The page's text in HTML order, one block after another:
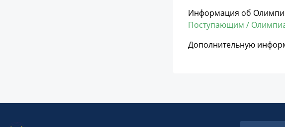
Информация об
Поступающим /
Дополнительную